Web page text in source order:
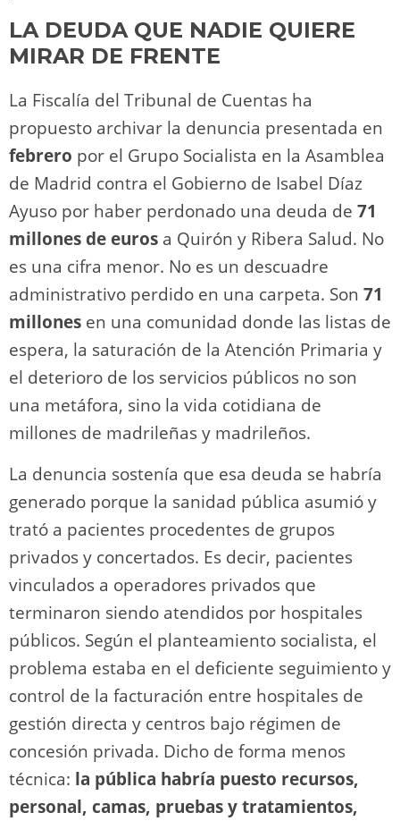
LA DEUDA QUE NADIE QUIERE
MIRAR DE FRENTE
La Fiscalía del Tribunal de Cuentas ha
propuesto archivar la denuncia presentada en
febrero por el Grupo Socialista en la Asamblea
de Madrid contra el Gobierno de Isabel Díaz
Ayuso por haber perdonado una deuda de 71
millones de euros a Quirón y Ribera Salud. No
es una cifra menor. No es un descuadre
administrativo perdido en una carpeta. Son 71
millones en una comunidad donde las listas de
espera, la saturación de la Atención Primaria y
el deterioro de los servicios públicos no son
una metáfora, sino la vida cotidiana de
millones de madrileñas y madrileños.
La denuncia sostenía que esa deuda se habría
generado porque la sanidad pública asumió y
trató a pacientes procedentes de grupos
privados y concertados. Es decir, pacientes
vinculados a operadores privados que
terminaron siendo atendidos por hospitales
públicos. Según el planteamiento socialista, el
problema estaba en el deficiente seguimiento y
control de la facturación entre hospitales de
gestión directa y centros bajo régimen de
concesión privada. Dicho de forma menos
técnica: la pública habría puesto recursos,
personal, camas, pruebas y tratamientos,